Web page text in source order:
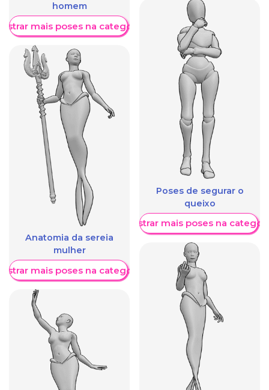
homem
mais poses na categoria
Anatomia da sereia
mulher
mais poses na categoria
Poses de segurar o
queixo
Mostrar mais poses na